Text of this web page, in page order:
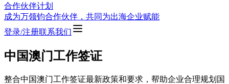
合作伙伴计划
成为万领钧合作伙伴，共同为出海企业赋能
登录/注册联系我们
中国澳门工作签证
整合中国澳门工作签证最新政策和要求，帮助企业合理规划国